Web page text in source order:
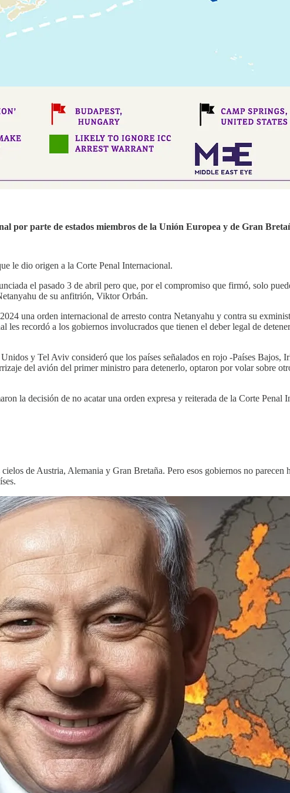
por parte de estados miembros de la Unión Europea y de Gran
le dio origen a la Corte Penal Internacional.
el pasado 3 de abril pero que, por el compromiso que firmó, solo
de su anfitrión, Viktor Orbán.
una orden internacional de arresto contra Netanyahu y contra su
les recordó a los gobiernos involucrados que tienen el deber legal de
y Tel Aviv consideró que los países señalados en rojo -Países Bajos,
del avión del primer ministro para detenerlo, optaron por volar sobre
la decisión de no acatar una orden expresa y reiterada de la Corte Penal
de Austria, Alemania y Gran Bretaña. Pero esos gobiernos no parecen